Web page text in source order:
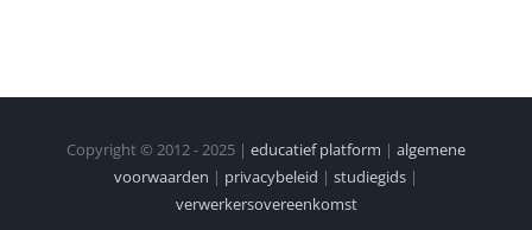
Copyright © 2012 - 2025 | educatief platform | algemene
voorwaarden | privacybeleid | studiegids |
verwerkersovereenkomst